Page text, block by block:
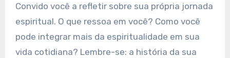
Convido você a refletir sobre sua própria jornada
espiritual. O que ressoa em você? Como você
pode integrar mais da espiritualidade em sua
vida cotidiana? Lembre-se: a história da sua